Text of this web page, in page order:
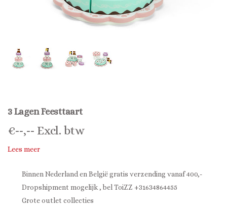
3 Lagen Feesttaart
€--,-- Excl. btw
Lees meer
Binnen Nederland en België gratis verzending vanaf 400,-
Dropshipment mogelijk , bel ToiZZ +31634864455
Grote outlet collecties